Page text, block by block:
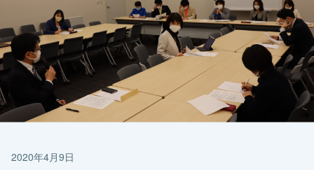
2020年4月9日